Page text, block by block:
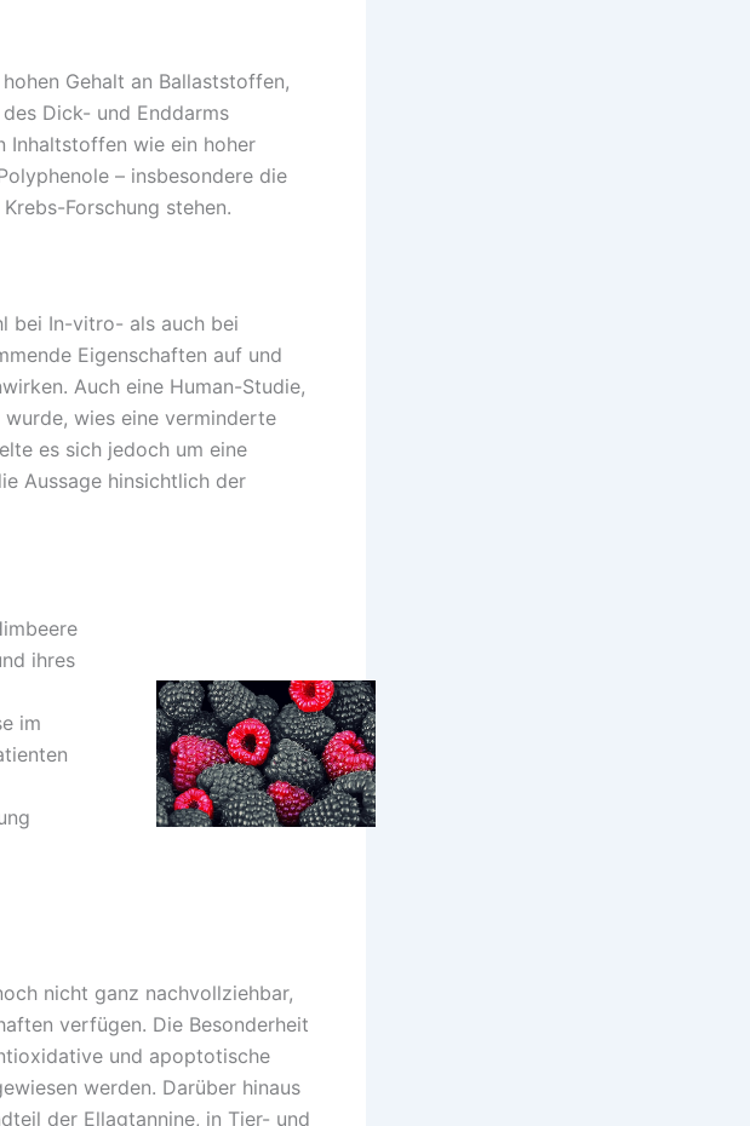
Gehalt an Ballaststoffen,
Dick- und Enddarms
Inhaltstoffen wie ein hoher
– insbesondere die
Forschung stehen.
bei In-vitro- als auch bei
Eigenschaften auf und
Auch eine Human-Studie,
wies eine verminderte
es sich jedoch um eine
Aussage hinsichtlich der
ihres
im
nicht ganz nachvollziehbar,
verfügen. Die Besonderheit
und apoptotische
werden. Darüber hinaus
der Ellagtannine, in Tier- und